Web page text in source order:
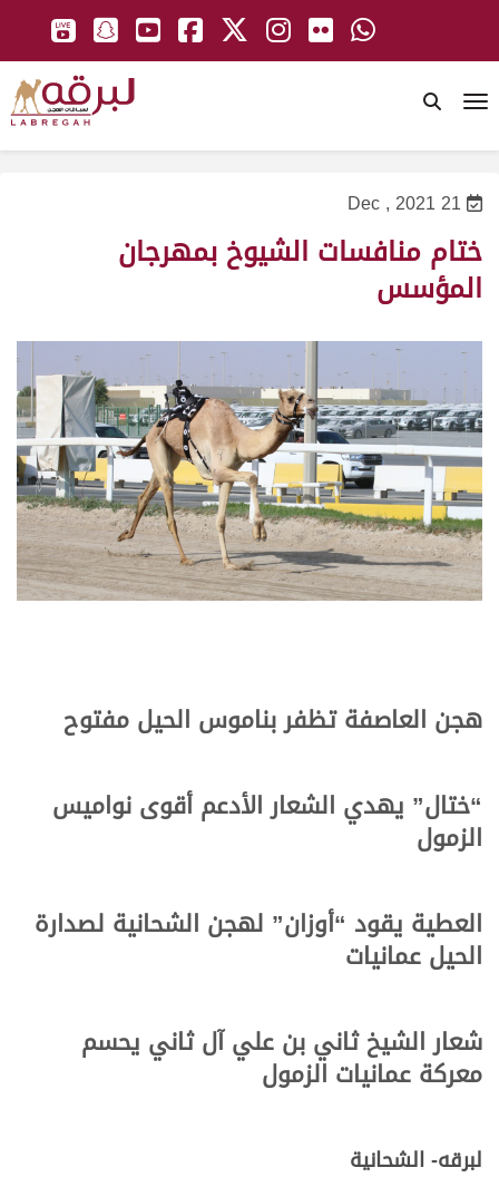
21 Dec , 2021
ختام منافسات الشيوخ بمهرجان
المؤسس
هجن العاصفة تظفر بناموس الحيل مفتوح
“ختال” يهدي الشعار الأدعم أقوى نواميس
الزمول
العطية يقود “أوزان” لهجن الشحانية لصدارة
الحيل عمانيات
شعار الشيخ ثاني بن علي آل ثاني يحسم
معركة عمانيات الزمول
لبرقه- الشحانية